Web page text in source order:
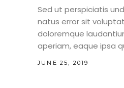
Sed ut perspiciatis
natus error sit
doloremque
aperiam, eaque ipsa
JUNE 25, 2019